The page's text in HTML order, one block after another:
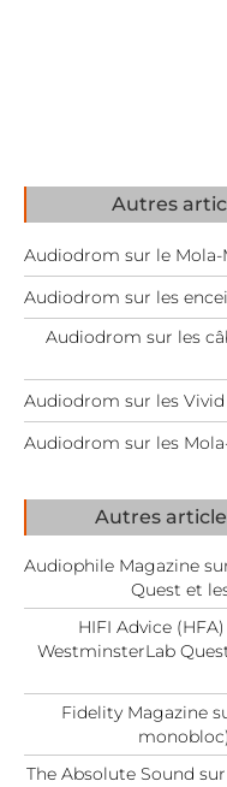
Autres
Audiodrom sur le Mola-
Audiodrom sur les
Audiodrom sur les
Audiodrom sur les
Audiodrom sur les
Autres
Audiophile Magazine
Quest et
HIFI Advice
WestminsterLab
Fidelity Magazine
The Absolute Sound